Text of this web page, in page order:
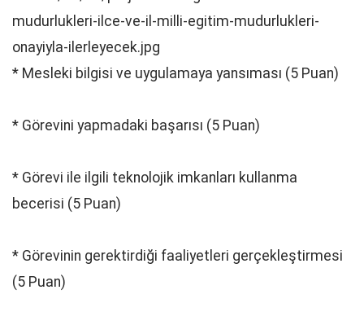
* Mesleki bilgisi ve uygulamaya yansıması (5 Puan)
* Görevini yapmadaki başarısı (5 Puan)
* Görevi ile ilgili teknolojik imkanları kullanma
becerisi (5 Puan)
* Görevinin gerektirdiği faaliyetleri gerçekleştirmesi
(5 Puan)